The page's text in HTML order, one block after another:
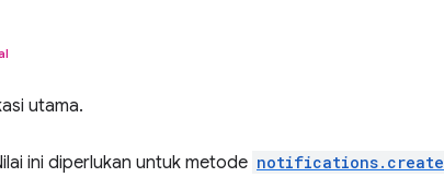
utama.
ini diperlukan untuk metode notifications.create